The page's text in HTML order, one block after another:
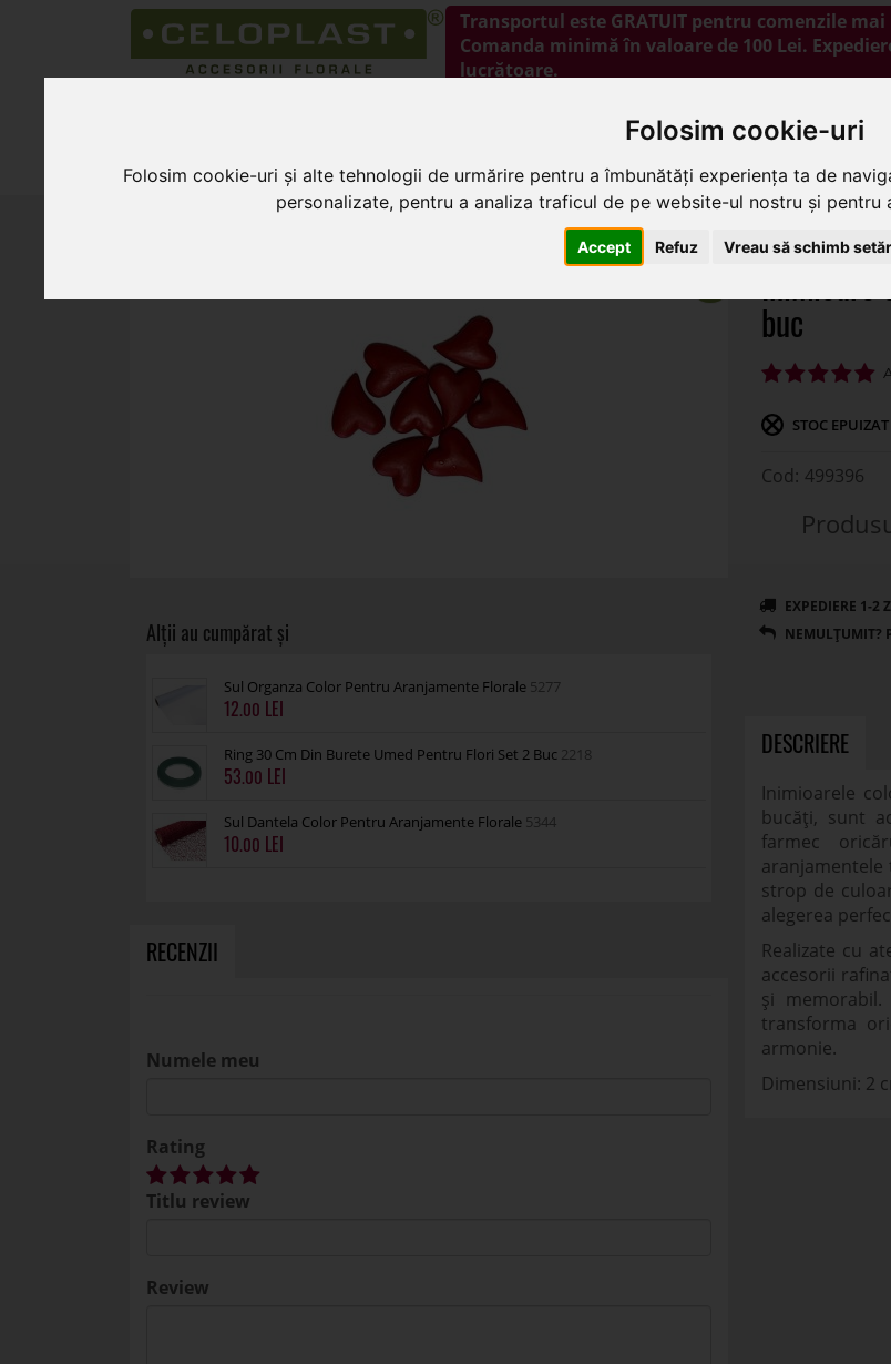
Folosim cookie-uri
Folosim cookie-uri și alte tehnologii de urmărire pentru a îmbunătăți experiența ta de
personalizate, pentru a analiza traficul de pe website-ul nostru și
Accept Refuz Vreau să schimb
Transportul este GRATUIT pentru comenzile mai
Comanda minimă în valoare de 100 Lei.
lucrătoare.
Produse Sf. Valentin 2026 Inimioare color pentru aranjamente florale set 8 buc
Sul Organza Color Pentru Aranjamente Florale 5277
12.00
Ring 30 Cm Din Burete Umed Pentru Flori Set 2 Buc 2218
53.00
Sul Dantela Color Pentru Aranjamente Florale 5344
10.00
RECENZII
Numele meu
Rating
Titlu review
Review
Inimioare
buc
STOC EPUIZAT
499396
DESCRIERE
Inimioarele
bucăți, sunt
farmec
aranjamentele
strop de
alegerea
Realizate cu
accesorii
și memorabil.
transforma
armonie.
Dimensiuni: 2